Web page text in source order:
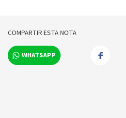
COMPARTIR ESTA NOTA
WHATSAPP